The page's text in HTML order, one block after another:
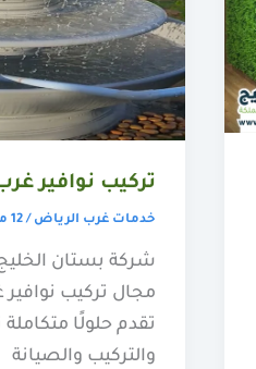
تركيب نوافير
خدمات غرب الرياض /12 مارس، 2026
شركة بستان
مجال تركيب
تقدم حلولًا
والتركيب والصيانة